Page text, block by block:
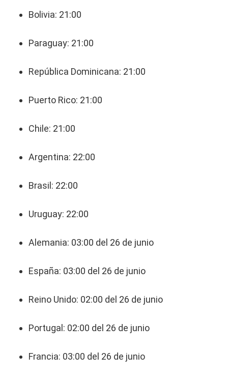
Bolivia: 21:00
Paraguay: 21:00
República Dominicana: 21:00
Puerto Rico: 21:00
Chile: 21:00
Argentina: 22:00
Brasil: 22:00
Uruguay: 22:00
Alemania: 03:00 del 26 de junio
España: 03:00 del 26 de junio
Reino Unido: 02:00 del 26 de junio
Portugal: 02:00 del 26 de junio
Francia: 03:00 del 26 de junio